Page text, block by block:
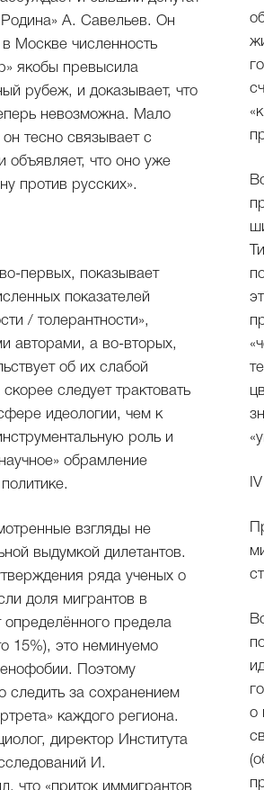
А. Савельев. Он
в Москве численность
якобы превысила
рубеж, и доказывает, что
невозможна. Мало
тесно связывает с
объявляет, что оно уже
против русских».
первых, показывает
показателей
/ толерантности»,
авторами, а во-вторых,
об их слабой
следует трактовать
идеологии, чем к
роль и
обрамление
взгляды не
выдумкой дилетантов.
ряда ученых о
доля мигрантов в
определённого предела
15%), это неминуемо
Поэтому
следить за сохранением
каждого региона.
директор Института
И.
что «приток иммигрантов
IV
о